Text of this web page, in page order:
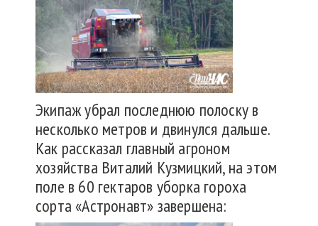
Экипаж убрал последнюю полоску в
несколько метров и двинулся дальше.
Как рассказал главный агроном
хозяйства Виталий Кузмицкий, на этом
поле в 60 гектаров уборка гороха
сорта «Астронавт» завершена: